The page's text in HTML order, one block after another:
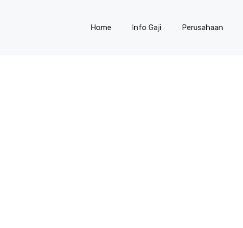
Home Info Gaji Perusahaan